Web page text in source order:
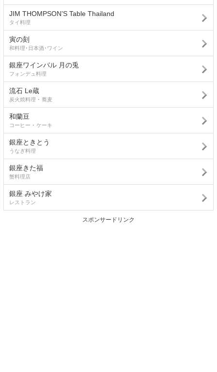
JIM THOMPSON’S Table Thailand
タイ料理
寅の刻
和料理･日本酒･ワイン
銀座ワインバル 月の兎
フォンデュ料理
流石 Le蔵
炭火焼料理 ･ 蕎麦
和蘭豆
コーヒー ･ ケーキ
銀座ときとう
うなぎ料理
銀座きた福
蟹料理店
銀座 みやけ家
レストラン
スポンサードリンク